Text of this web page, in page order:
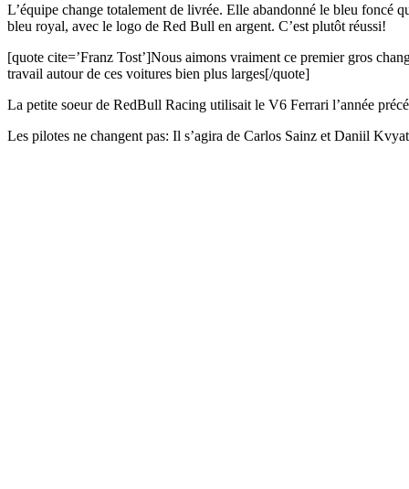
L’équipe change totalement de livrée. Elle abandonné le bleu foncé
bleu royal, avec le logo de Red Bull en argent. C’est plutôt réussi!
[quote cite=’Franz Tost’]Nous aimons vraiment ce premier gros
travail autour de ces voitures bien plus larges[/quote]
La petite soeur de RedBull Racing utilisait le V6 Ferrari l’année
Les pilotes ne changent pas: Il s’agira de Carlos Sainz et Daniil